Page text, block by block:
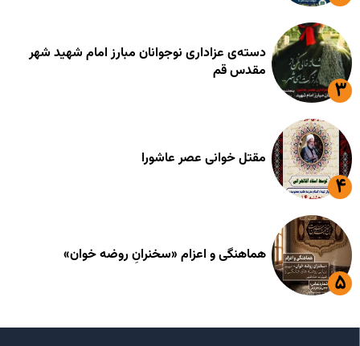
دسته‌ی عزاداری نوجوانان مبارز امام شهید شهر
مقدس قم
مقتل خوانی عصر عاشورا
هماهنگی و اعزام «سخنرانِ روضه خوان»